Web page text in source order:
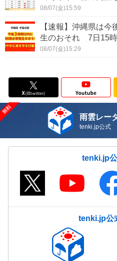
08/07(金)15:59
【速報】沖縄県は
生のおそれ 7日15
08/07(金)15:29
雨雲レー
tenki.jp公式
tenki.jp
tenki.jp公